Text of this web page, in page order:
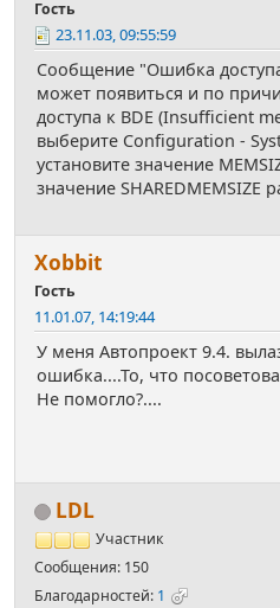
Гость
23.11.03, 09:55:59
Сообщение "Ошибка
может появиться и по
доступа к BDE (Insufficient
выберите Configuration -
установите значение
значение SHAREDMEMSIZE
Xobbit
Гость
11.01.07, 14:19:44
У меня Автопроект 9.4.
ошибка....То, что
Не помогло?....
LDL
Участник
Сообщения: 150
Благодарностей: 1